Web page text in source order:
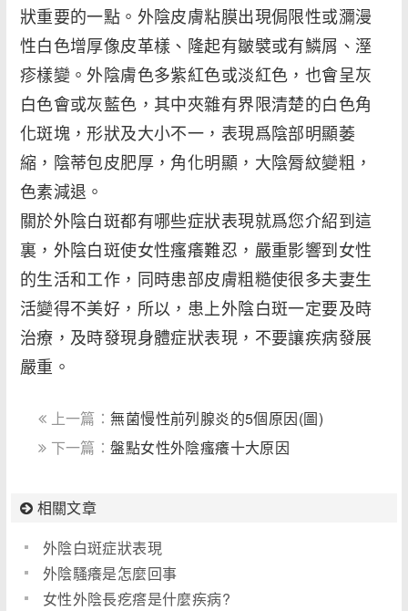
狀重要的一點。外陰皮膚粘膜出現侷限性或瀰漫
性白色增厚像皮革樣、隆起有皺襞或有鱗屑、溼
疹樣變。外陰膚色多紫紅色或淡紅色，也會呈灰
白色會或灰藍色，其中夾雜有界限清楚的白色角
化斑塊，形狀及大小不一，表現爲陰部明顯萎
縮，陰蒂包皮肥厚，角化明顯，大陰脣紋變粗，
色素減退。
關於外陰白斑都有哪些症狀表現就爲您介紹到這
裏，外陰白斑使女性瘙癢難忍，嚴重影響到女性
的生活和工作，同時患部皮膚粗糙使很多夫妻生
活變得不美好，所以，患上外陰白斑一定要及時
治療，及時發現身體症狀表現，不要讓疾病發展
嚴重。
上一篇：無菌慢性前列腺炎的5個原因(圖)
下一篇：盤點女性外陰瘙癢十大原因
相關文章
外陰白斑症狀表現
外陰騷癢是怎麼回事
女性外陰長疙瘩是什麼疾病?